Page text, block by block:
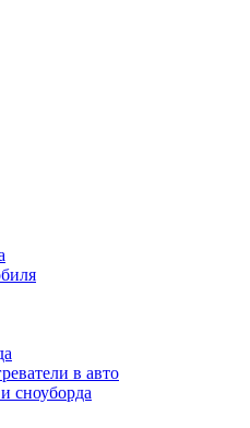
в авто
сноуборда